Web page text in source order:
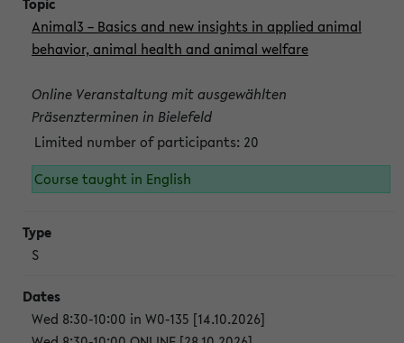
Animal3 – Basics and new insights in applied animal
behavior, animal health and animal welfare
Online Veranstaltung mit ausgewählten
Präsenzterminen in Bielefeld
Limited number of participants: 20
Course taught in English
S
Wed 8:30-10:00 in W0-135 [14.10.2026]